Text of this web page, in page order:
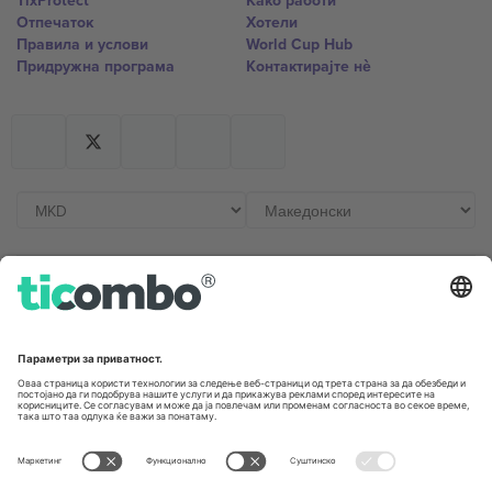
Отпечаток
Правила и услови
Придружна програма
Хотели
World Cup Hub
Контактирајте нѐ
Канцеларии и поддршка
Unter den Linden 24, 10117
Berlin, Germany
London, EC1V 1AW, United
Kingdom
United States
Switzerland